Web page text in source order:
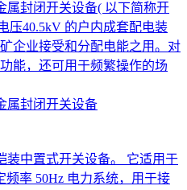
属封闭开关设备( 以下简称开
压40.5kV 的户内成套配电装
企业接受和分配电能之用。对
能，还可用于频繁操作的场
属封闭开关设备
装中置式开关设备。 它适用于
频率 50Hz 电力系统，用于接